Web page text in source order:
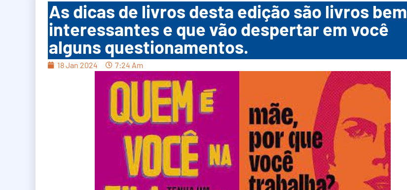
As dicas de livros desta edição são livros bem
interessantes e que vão despertar em você
alguns questionamentos.
18 Jan 2024 7:24 Am